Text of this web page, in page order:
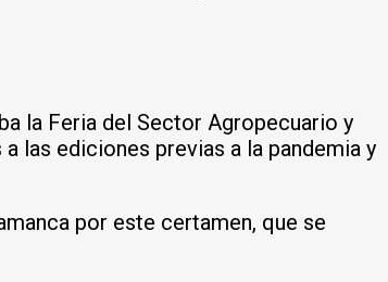
la Feria del Sector Agropecuario y
las ediciones previas a la pandemia y
por este certamen, que se